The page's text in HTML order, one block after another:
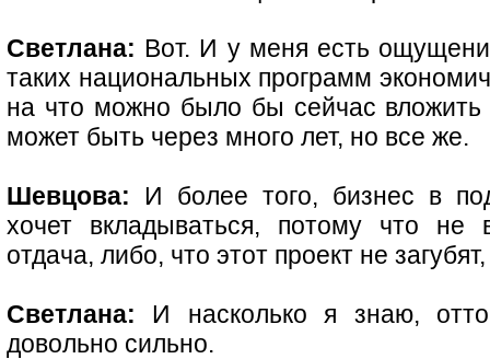
Светлана: Вот. И у меня есть
таких национальных программ
на что можно было бы сейчас вложить
может быть через много лет, но все же.
Шевцова: И более того, бизнес в
хочет вкладываться, потому что не
отдача, либо, что этот проект не
Светлана: И насколько я знаю,
довольно сильно.